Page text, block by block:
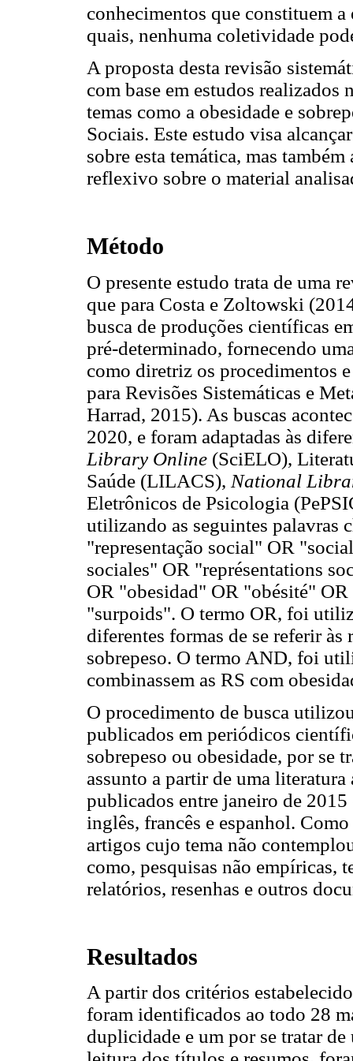
conhecimentos que constituem
quais, nenhuma coletividade
A proposta desta revisão
com base em estudos
temas como a obesidade e
Sociais. Este estudo visa
sobre esta temática, mas
reflexivo sobre o material
Método
O presente estudo trata de uma
que para Costa e Zoltowski
busca de produções científicas
pré-determinado, fornecendo
como diretriz os procedimentos
para Revisões Sistemáticas e
Harrad, 2015). As buscas
2020, e foram adaptadas às
Library Online (SciELO),
Saúde (LILACS), National
Eletrônicos de Psicologia
utilizando as seguintes palavras
"representação social" OR
sociales" OR "représentations
OR "obesidad" OR "obésité"
"surpoids". O termo OR, foi
diferentes formas de se referir às
sobrepeso. O termo AND, foi
combinassem as RS com
O procedimento de busca
publicados em periódicos
sobrepeso ou obesidade, por se
assunto a partir de uma
publicados entre janeiro de
inglês, francês e espanhol.
artigos cujo tema não
como, pesquisas não empíricas,
relatórios, resenhas e outros
Resultados
A partir dos critérios
foram identificados ao todo 28
duplicidade e um por se tratar